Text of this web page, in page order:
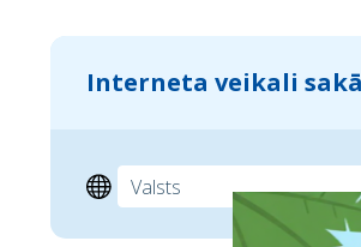
Interneta veikali